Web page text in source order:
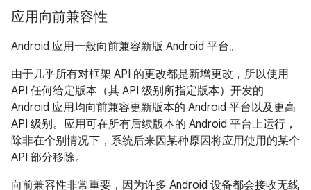
应用向前兼容性
Android 应用一般向前兼容新版 Android 平台。
由于几乎所有对框架 API 的更改都是新增更改，所以使用
API 任何给定版本（其 API 级别所指定版本）开发的
Android 应用均向前兼容更新版本的 Android 平台以及更高
API 级别。应用可在所有后续版本的 Android 平台上运行，
除非在个别情况下，系统后来因某种原因将应用使用的某个
API 部分移除。
向前兼容性非常重要，因为许多 Android 设备都会接收无线